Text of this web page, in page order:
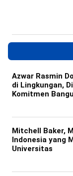
Azwar Rasmin
di Lingkungan,
Komitmen
Mitchell Baker,
Indonesia yang
Universitas